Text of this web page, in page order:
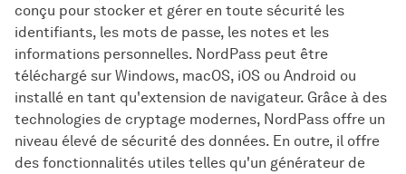
conçu pour stocker et gérer en toute sécurité les
identifiants, les mots de passe, les notes et les
informations personnelles. NordPass peut être
téléchargé sur Windows, macOS, iOS ou Android ou
installé en tant qu'extension de navigateur. Grâce à des
technologies de cryptage modernes, NordPass offre un
niveau élevé de sécurité des données. En outre, il offre
des fonctionnalités utiles telles qu'un générateur de